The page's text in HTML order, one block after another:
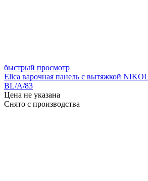
быстрый просмотр
Elica варочная панель с вытяжкой
BL/A/83
Цена не указана
Снято с производства